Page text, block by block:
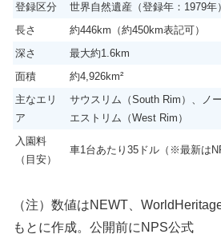
登録区分
世界自然遺産（登録年：1979年）
長さ
約446km（約450km表記可）
深さ
最大約1.6km
面積
約4,926km²
主なエリ
ア
サウスリム（South Rim）、ノ
エストリム（West Rim）
入園料
（目安）
車1台あたり35ドル（※最新は
（注）数値はNEWT、
もとに作成。公開前にNPS公式